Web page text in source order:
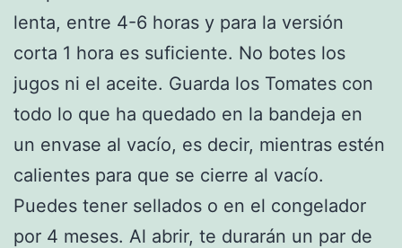
lenta, entre 4-6 horas y para la versión
corta 1 hora es suficiente. No botes los
jugos ni el aceite. Guarda los Tomates con
todo lo que ha quedado en la bandeja en
un envase al vacío, es decir, mientras estén
calientes para que se cierre al vacío.
Puedes tener sellados o en el congelador
por 4 meses. Al abrir, te durarán un par de